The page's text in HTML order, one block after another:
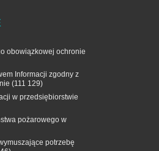
obowiązkowej ochronie
Informacji zgodny z
(111 129)
w przedsiębiorstwie
pożarowego w
potrzebę